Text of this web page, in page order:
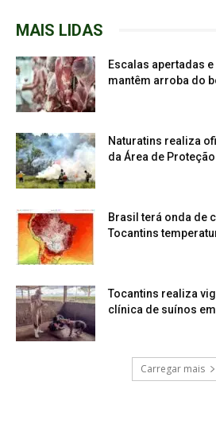
MAIS LIDAS
Escalas apertadas
mantêm arroba do
Naturatins realiza
da Área de
Brasil terá onda de
Tocantins
Tocantins realiza
clínica de suínos
Carregar mais